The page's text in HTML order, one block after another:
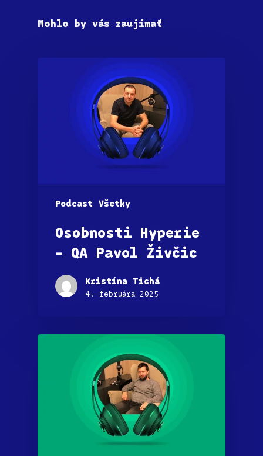
Mohlo by vás zaujímať
Podcast Všetky
Osobnosti Hyperie
– QA Pavol Živčic
Kristína Tichá
4. februára 2025